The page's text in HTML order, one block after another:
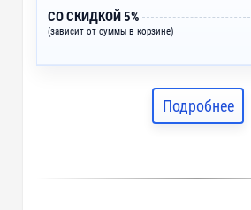
СО СКИДКОЙ 5%
(зависит от суммы в корзине)
Подробнее